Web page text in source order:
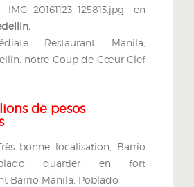
en
Restaurant Manila
notre Coup de Cœur Clef
de pesos
bonne localisation, Barrio
quartier en fort
Barrio Manila, Poblado